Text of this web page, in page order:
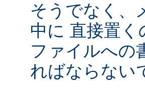
そうでなく、
中に 直接置
ファイルへの
ればならない